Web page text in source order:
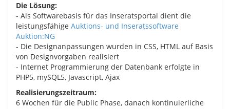
Die Lösung:
- Als Softwarebasis für das Inseratsportal dient die
leistungsfähige Auktions- und Inseratssoftware
Auktion:NG
- Die Designanpassungen wurden in CSS, HTML auf Basis
von Designvorgaben realisiert
- Internet Programmierung der Datenbank erfolgte in
PHP5, mySQL5, Javascript, Ajax
Realisierungszeitraum:
6 Wochen für die Public Phase, danach kontinuierliche